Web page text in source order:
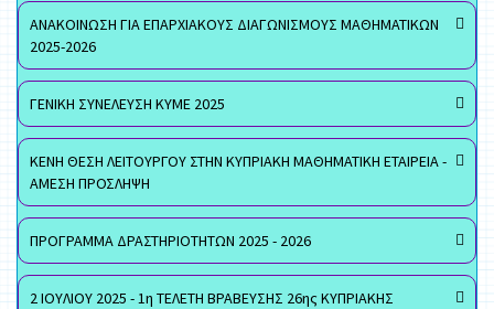
ΑΝΑΚΟΙΝΩΣΗ ΓΙΑ ΕΠΑΡΧΙΑΚΟΥΣ ΔΙΑΓΩΝΙΣΜΟΥΣ ΜΑΘΗΜΑΤΙΚΩΝ
2025-2026
ΓΕΝΙΚΗ ΣΥΝΕΛΕΥΣΗ ΚΥΜΕ 2025
ΚΕΝΗ ΘΕΣΗ ΛΕΙΤΟΥΡΓΟΥ ΣΤΗΝ ΚΥΠΡΙΑΚΗ ΜΑΘΗΜΑΤΙΚΗ ΕΤΑΙΡΕΙΑ -
ΑΜΕΣΗ ΠΡΟΣΛΗΨΗ
ΠΡΟΓΡΑΜΜΑ ΔΡΑΣΤΗΡΙΟΤΗΤΩΝ 2025 - 2026
2 ΙΟΥΛΙΟΥ 2025 - 1η ΤΕΛΕΤΗ ΒΡΑΒΕΥΣΗΣ 26ης ΚΥΠΡΙΑΚΗΣ